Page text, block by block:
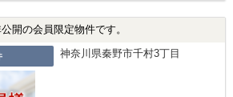
開の会員限定物件です。
神奈川県秦野市千村3丁目